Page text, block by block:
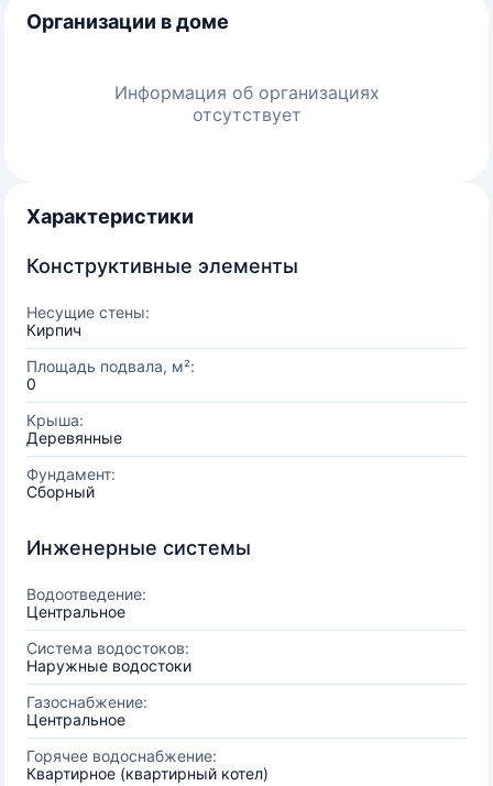
Организации в доме
Информация об организациях
отсутствует
Характеристики
Конструктивные элементы
Несущие стены:
Кирпич
Площадь подвала, м²:
0
Крыша:
Деревянные
Фундамент:
Сборный
Инженерные системы
Водоотведение:
Центральное
Система водостоков:
Наружные водостоки
Газоснабжение:
Центральное
Горячее водоснабжение:
Квартирное (квартирный котел)